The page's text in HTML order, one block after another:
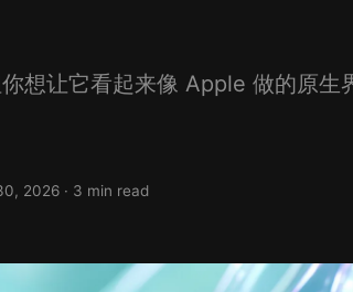
想让它看起来像 Apple 做的原生
2026 · 3 min read